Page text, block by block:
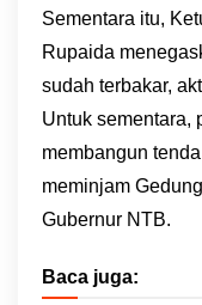
Sementara itu,
Rupaida
sudah terbakar,
Untuk sementara,
membangun
meminjam
Gubernur NTB.
Baca juga: